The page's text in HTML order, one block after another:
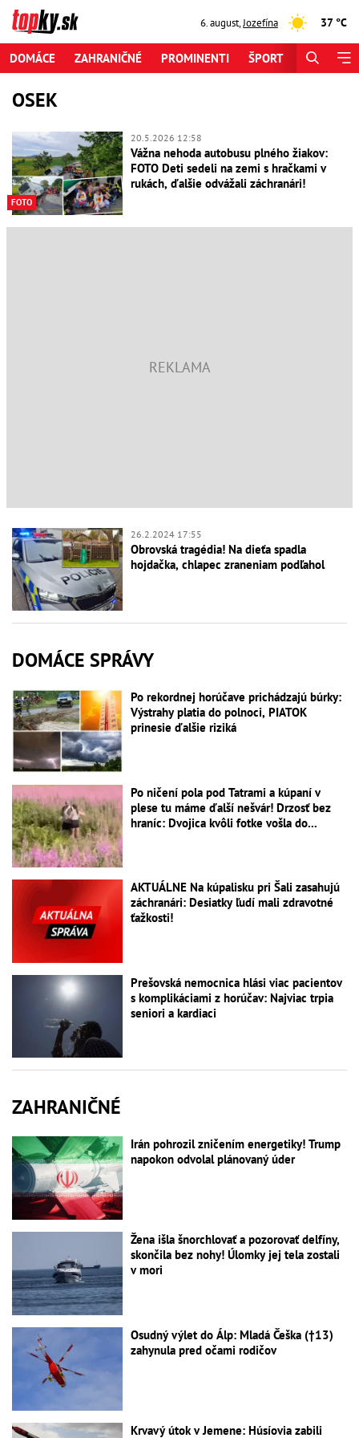
6. august,Jozefína 37 °C
DOMÁCE ZAHRANIČNÉ PROMINENTI ŠPORT
OSEK
FOTO
20.5.2026 12:58
Vážna nehoda autobusu plného žiakov:
FOTO Deti sedeli na zemi s hračkami v
rukách, ďalšie odvážali záchranári!
26.2.2024 17:55
Obrovská tragédia! Na dieťa spadla
hojdačka, chlapec zraneniam podľahol
DOMÁCE SPRÁVY
Po rekordnej horúčave prichádzajú búrky:
Výstrahy platia do polnoci, PIATOK
prinesie ďalšie riziká
Po ničení pola pod Tatrami a kúpaní v
plese tu máme ďalší nešvár! Drzosť bez
hraníc: Dvojica kvôli fotke vošla do...
AKTUÁLNE Na kúpalisku pri Šali zasahujú
záchranári: Desiatky ľudí mali zdravotné
ťažkosti!
Prešovská nemocnica hlási viac pacientov
s komplikáciami z horúčav: Najviac trpia
seniori a kardiaci
ZAHRANIČNÉ
Irán pohrozil zničením energetiky! Trump
napokon odvolal plánovaný úder
Žena išla šnorchlovať a pozorovať delfíny,
skončila bez nohy! Úlomky jej tela zostali
v mori
Osudný výlet do Álp: Mladá Češka (†13)
zahynula pred očami rodičov
Krvavý útok v Jemene: Húsíovia zabili